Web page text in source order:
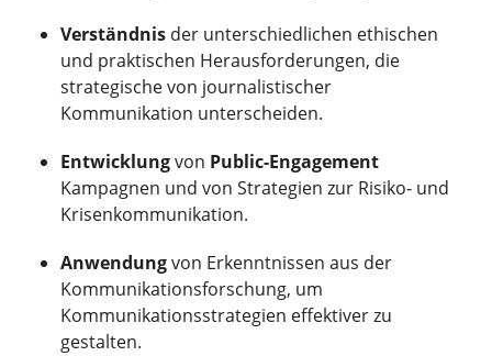
Verständnis der unterschiedlichen ethischen
und praktischen Herausforderungen, die
strategische von journalistischer
Kommunikation unterscheiden.
Entwicklungvon Public-Engagement
Kampagnen und von Strategien zur Risiko- und
Krisenkommunikation.
Anwendungvon Erkenntnissen aus der
Kommunikationsforschung, um
Kommunikationsstrategien effektiver zu
gestalten.